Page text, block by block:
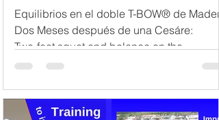
Equilibrios en el doble T-BOW® de Madera
Dos Meses después de una Cesáre:
Two‑foot squat and balance on the
convexity of the wooden double T‑BOW®
foot position and arm movement / Plank
forearm and hand support, adding leg